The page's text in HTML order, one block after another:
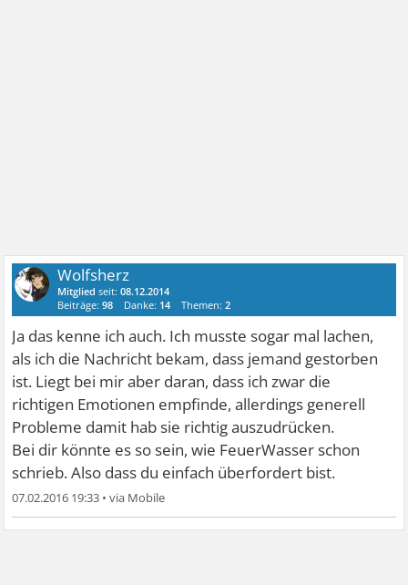
Wolfsherz
Mitglied seit:08.12.2014
Beiträge:98 Danke: 14 Themen:2
Ja das kenne ich auch. Ich musste sogar mal lachen,
als ich die Nachricht bekam, dass jemand gestorben
ist. Liegt bei mir aber daran, dass ich zwar die
richtigen Emotionen empfinde, allerdings generell
Probleme damit hab sie richtig auszudrücken.
Bei dir könnte es so sein, wie FeuerWasser schon
schrieb. Also dass du einfach überfordert bist.
07.02.2016 19:33 •